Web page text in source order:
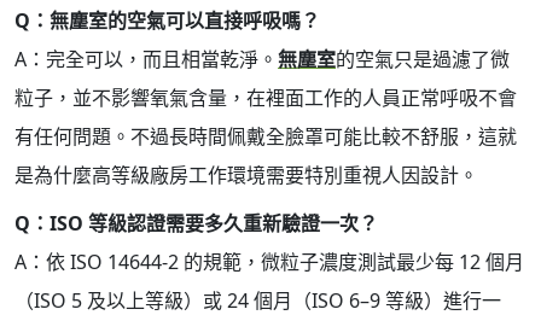
Q：無塵室的空氣可以直接呼吸嗎？
A：完全可以，而且相當乾淨。 無塵室的空氣只是過濾了微
粒子，並不影響氧氣含量，在裡面工作的人員正常呼吸不會
有任何問題。不過長時間佩戴全臉罩可能比較不舒服，這就
是為什麼高等級廠房工作環境需要特別重視人因設計。
Q：ISO 等級認證需要多久重新驗證一次？
A：依 ISO 14644-2 的規範，微粒子濃度測試最少每 12 個月
（ISO 5 及以上等級）或 24 個月（ISO 6–9 等級）進行一